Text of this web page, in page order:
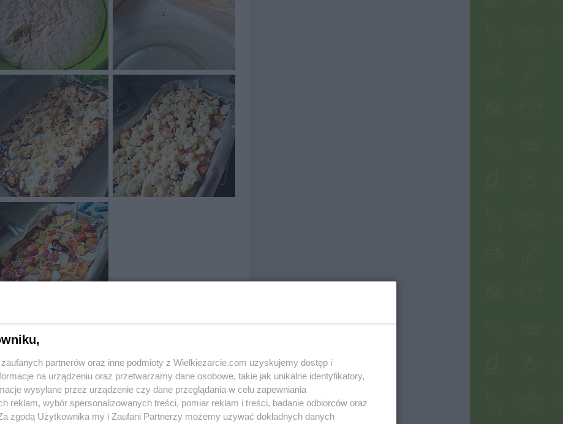
Add to favorites
partnerów oraz inne podmioty z Wielkiezarcie.com uzyskujemy dostęp i
na urządzeniu oraz przetwarzamy dane osobowe, takie jak unikalne identyfikatory,
wysyłane przez urządzenie czy dane przeglądania w celu zapewniania
reklam, wybór spersonalizowanych treści, pomiar reklam i treści, badanie odbiorców oraz
zgodą Użytkownika my i Zaufani Partnerzy możemy używać dokładnych danych